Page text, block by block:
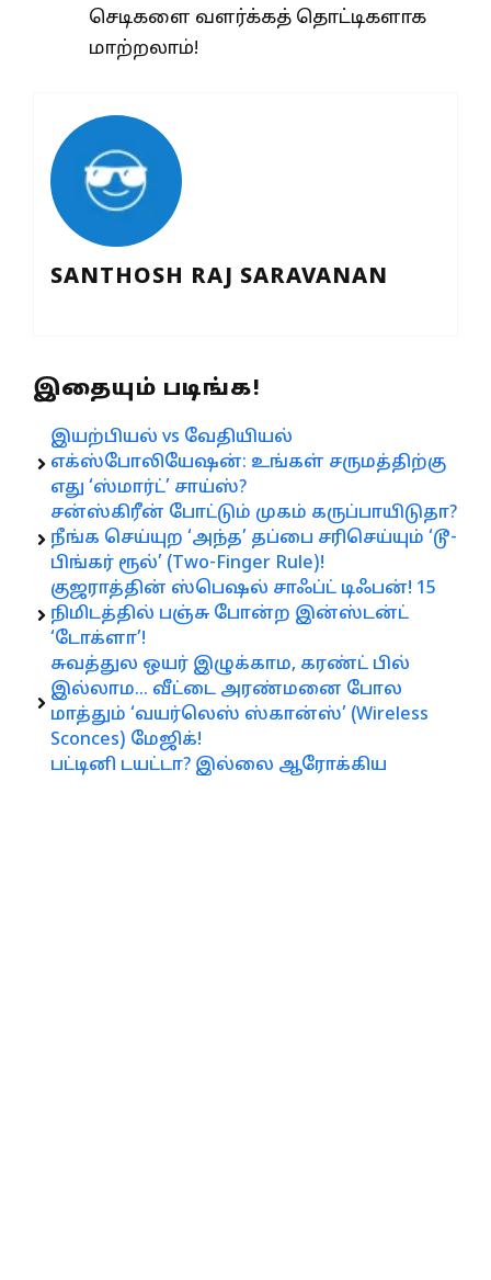
செடிகளை வளர்க்கத் தொட்டிகளாக
மாற்றலாம்!
SANTHOSH RAJ SARAVANAN
இதையும் படிங்க!
இயற்பியல் vs வேதியியல்
எக்ஸ்போலியேஷன்: உங்கள் சருமத்திற்கு
எது ‘ஸ்மார்ட்’ சாய்ஸ்?
சன்ஸ்கிரீன் போட்டும் முகம் கருப்பாயிடுதா?
நீங்க செய்யுற ‘அந்த’ தப்பை சரிசெய்யும் ‘டூ-
பிங்கர் ரூல்’ (Two-Finger Rule)!
குஜராத்தின் ஸ்பெஷல் சாஃப்ட் டிஃபன்! 15
நிமிடத்தில் பஞ்சு போன்ற இன்ஸ்டன்ட்
‘டோக்ளா’!
சுவத்துல ஒயர் இழுக்காம, கரண்ட் பில்
இல்லாம… வீட்டை அரண்மனை போல
மாத்தும் ‘வயர்லெஸ் ஸ்கான்ஸ்’ (Wireless
Sconces) மேஜிக்!
பட்டினி டயட்டா? இல்லை ஆரோக்கிய